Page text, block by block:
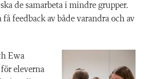
de samarbeta i mindre grupper.
få feedback av både varandra och av
Ewa
eleverna